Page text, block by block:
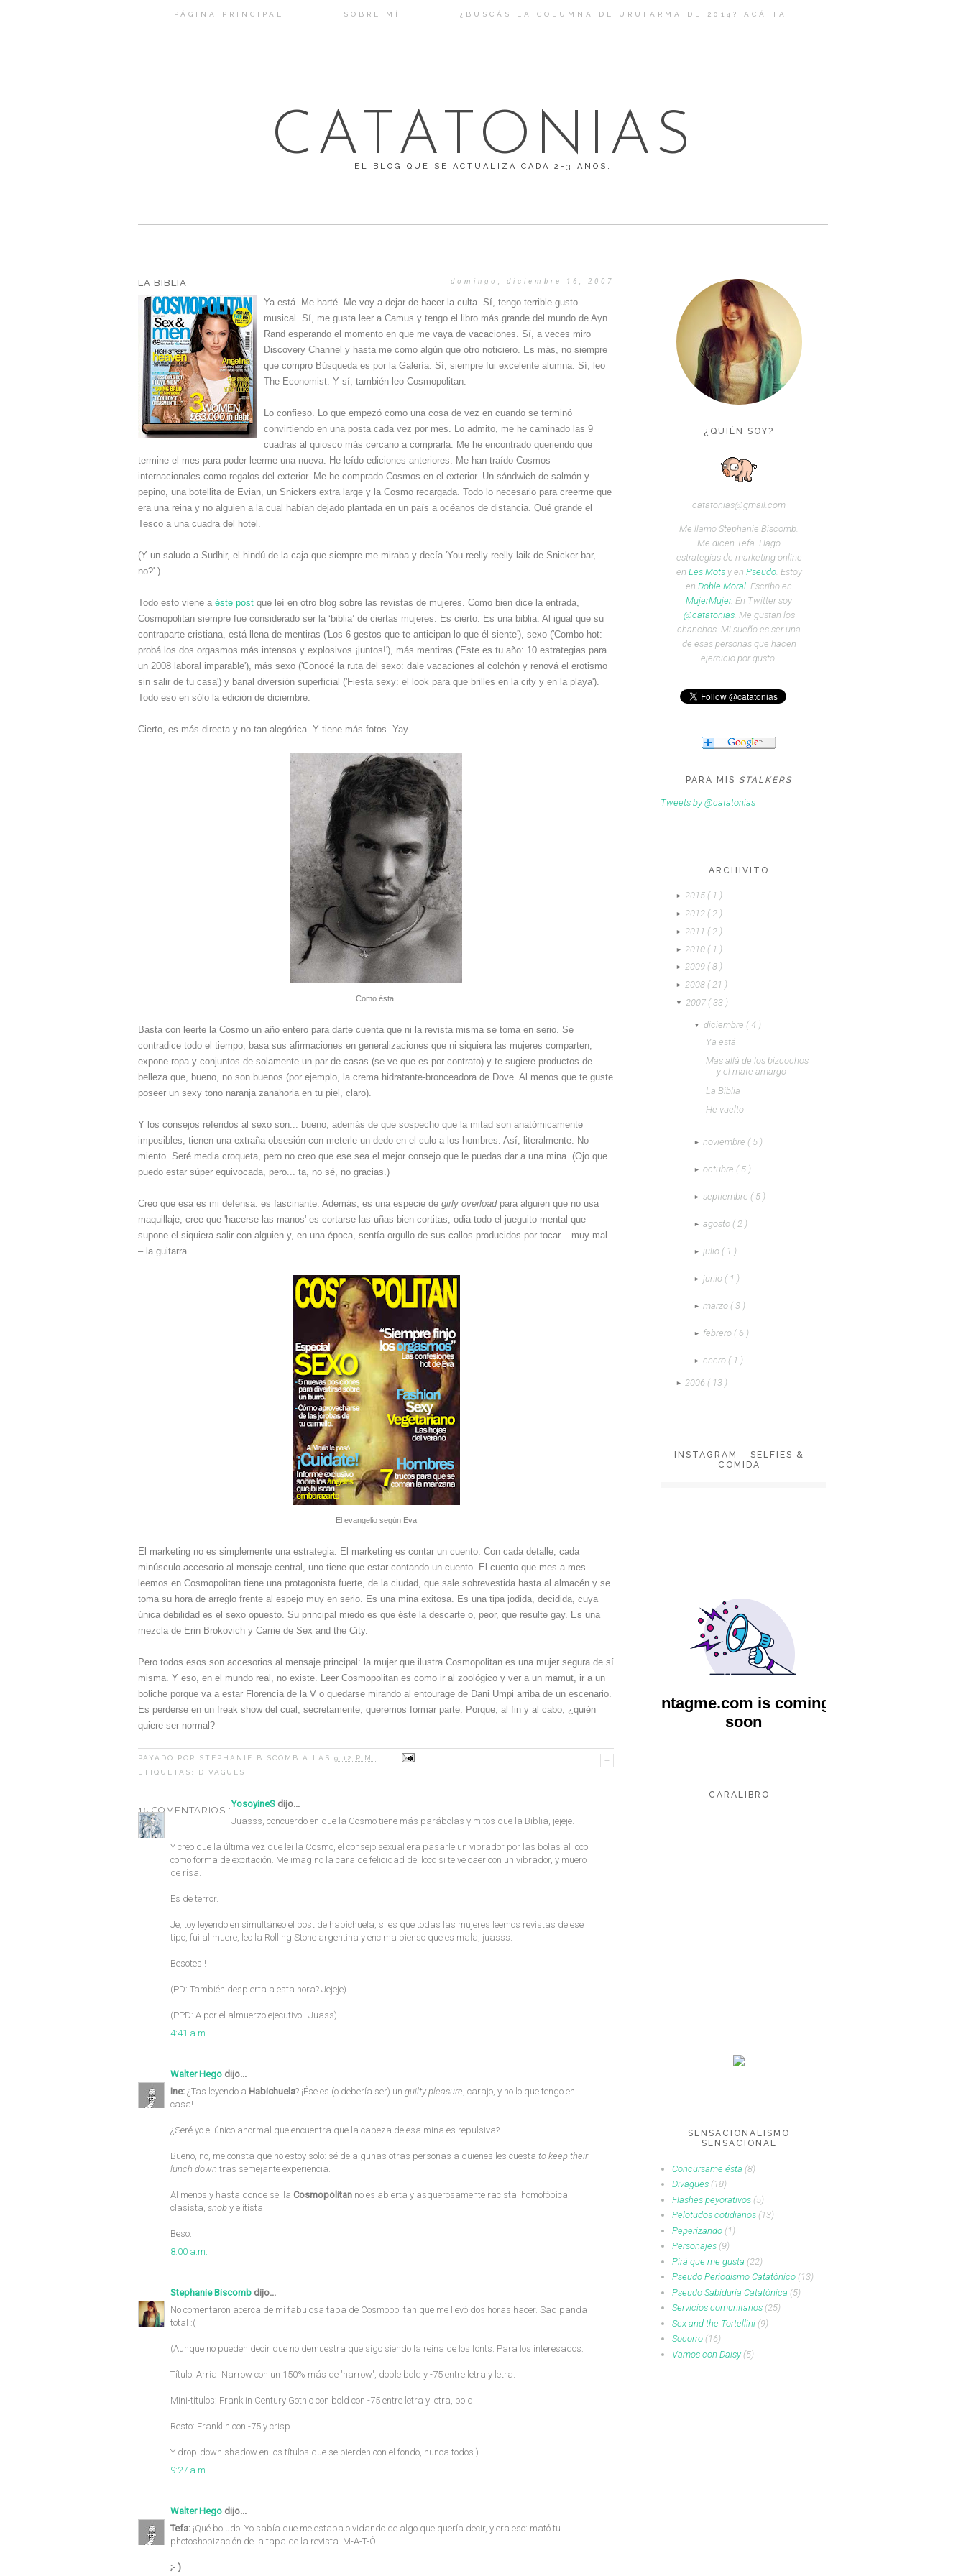
CATATONIAS
EL BLOG QUE SE ACTUALIZA CADA 2-3 AÑOS.
PÁGINA PRINCIPAL SOBRE MÍ ¿BUSCÁS LA COLUMNA DE URUFARMA DE 2014? ACÁ TA.
LA BIBLIA domingo, diciembre 16, 2007
Ya está. Me harté. Me voy a dejar de hacer la culta. Sí, tengo terrible gusto
musical. Sí, me gusta leer a Camus y tengo el libro más grande del mundo de Ayn
Rand esperando el momento en que me vaya de vacaciones. Sí, a veces miro
Discovery Channel y hasta me como algún que otro noticiero. Es más, no siempre
que compro Búsqueda es por la Galería. Sí, siempre fui excelente alumna. Sí, leo
The Economist. Y sí, también leo Cosmopolitan.
Lo confieso. Lo que empezó como una cosa de vez en cuando se terminó
convirtiendo en una posta cada vez por mes. Lo admito, me he caminado las 9
cuadras al quiosco más cercano a comprarla. Me he encontrado queriendo que
termine el mes para poder leerme una nueva. He leído ediciones anteriores. Me han traído Cosmos
internacionales como regalos del exterior. Me he comprado Cosmos en el exterior. Un sándwich de salmón y
pepino, una botellita de Evian, un Snickers extra large y la Cosmo recargada. Todo lo necesario para creerme que
era una reina y no alguien a la cual habían dejado plantada en un país a océanos de distancia. Qué grande el
Tesco a una cuadra del hotel.
(Y un saludo a Sudhir, el hindú de la caja que siempre me miraba y decía 'You reelly reelly laik de Snicker bar,
no?'.)
Todo esto viene a éste post que leí en otro blog sobre las revistas de mujeres. Como bien dice la entrada,
Cosmopolitan siempre fue considerado ser la ‘biblia’ de ciertas mujeres. Es cierto. Es una biblia. Al igual que su
contraparte cristiana, está llena de mentiras ('Los 6 gestos que te anticipan lo que él siente'), sexo ('Combo hot:
probá los dos orgasmos más intensos y explosivos ¡juntos!'), más mentiras ('Este es tu año: 10 estrategias para
un 2008 laboral imparable'), más sexo ('Conocé la ruta del sexo: dale vacaciones al colchón y renová el erotismo
sin salir de tu casa') y banal diversión superficial ('Fiesta sexy: el look para que brilles en la city y en la playa').
Todo eso en sólo la edición de diciembre.
Cierto, es más directa y no tan alegórica. Y tiene más fotos. Yay.
Como ésta.
Basta con leerte la Cosmo un año entero para darte cuenta que ni la revista misma se toma en serio. Se
contradice todo el tiempo, basa sus afirmaciones en generalizaciones que ni siquiera las mujeres comparten,
expone ropa y conjuntos de solamente un par de casas (se ve que es por contrato) y te sugiere productos de
belleza que, bueno, no son buenos (por ejemplo, la crema hidratante-bronceadora de Dove. Al menos que te guste
poseer un sexy tono naranja zanahoria en tu piel, claro).
Y los consejos referidos al sexo son... bueno, además de que sospecho que la mitad son anatómicamente
imposibles, tienen una extraña obsesión con meterle un dedo en el culo a los hombres. Así, literalmente. No
miento. Seré media croqueta, pero no creo que ese sea el mejor consejo que le puedas dar a una mina. (Ojo que
puedo estar súper equivocada, pero... ta, no sé, no gracias.)
Creo que esa es mi defensa: es fascinante. Además, es una especie de girly overloadpara alguien que no usa
maquillaje, cree que 'hacerse las manos' es cortarse las uñas bien cortitas, odia todo el jueguito mental que
supone el siquiera salir con alguien y, en una época, sentía orgullo de sus callos producidos por tocar – muy mal
– la guitarra.
El evangelio según Eva
El marketing no es simplemente una estrategia. El marketing es contar un cuento. Con cada detalle, cada
minúsculo accesorio al mensaje central, uno tiene que estar contando un cuento. El cuento que mes a mes
leemos en Cosmopolitan tiene una protagonista fuerte, de la ciudad, que sale sobrevestida hasta al almacén y se
toma su hora de arreglo frente al espejo muy en serio. Es una mina exitosa. Es una tipa jodida, decidida, cuya
única debilidad es el sexo opuesto. Su principal miedo es que éste la descarte o, peor, que resulte gay. Es una
mezcla de Erin Brokovich y Carrie de Sex and the City.
Pero todos esos son accesorios al mensaje principal: la mujer que ilustra Cosmopolitan es una mujer segura de sí
misma. Y eso, en el mundo real, no existe. Leer Cosmopolitan es como ir al zoológico y ver a un mamut, ir a un
boliche porque va a estar Florencia de la V o quedarse mirando al entourage de Dani Umpi arriba de un escenario.
Es perderse en un freak show del cual, secretamente, queremos formar parte. Porque, al fin y al cabo, ¿quién
quiere ser normal?
PAYADO POR STEPHANIE BISCOMB A LAS 9:12 P.M.
ETIQUETAS: DIVAGUES
15 COMENTARIOS :
YosoyineS dijo...
Juasss, concuerdo en que la Cosmo tiene más parábolas y mitos que la Biblia, jejeje.
Y creo que la última vez que leí la Cosmo, el consejo sexual era pasarle un vibrador por las bolas al loco
como forma de excitación. Me imagino la cara de felicidad del loco si te ve caer con un vibrador, y muero
de risa.
Es de terror.
Je, toy leyendo en simultáneo el post de habichuela, si es que todas las mujeres leemos revistas de ese
tipo, fui al muere, leo la Rolling Stone argentina y encima pienso que es mala, juasss.
Besotes!!
(PD: También despierta a esta hora? Jejeje)
(PPD: A por el almuerzo ejecutivo!! Juass)
4:41 a.m.
Walter Hego dijo...
Ine: ¿Tas leyendo a Habichuela? ¡Ése es (o debería ser) un guilty pleasure, carajo, y no lo que tengo en
casa!
¿Seré yo el único anormal que encuentra que la cabeza de esa mina es repulsiva?
Bueno, no, me consta que no estoy solo: sé de algunas otras personas a quienes les cuesta to keep their
lunch down tras semejante experiencia.
Al menos y hasta donde sé, la Cosmopolitan no es abierta y asquerosamente racista, homofóbica,
clasista, snob y elitista.
Beso.
8:00 a.m.
Stephanie Biscomb dijo...
No comentaron acerca de mi fabulosa tapa de Cosmopolitan que me llevó dos horas hacer. Sad panda
total :(
(Aunque no pueden decir que no demuestra que sigo siendo la reina de los fonts. Para los interesados:
Título: Arrial Narrow con un 150% más de 'narrow', doble bold y -75 entre letra y letra.
Mini-títulos: Franklin Century Gothic con bold con -75 entre letra y letra, bold.
Resto: Franklin con -75 y crisp.
Y drop-down shadow en los títulos que se pierden con el fondo, nunca todos.)
9:27 a.m.
Walter Hego dijo...
Tefa: ¡Qué boludo! Yo sabía que me estaba olvidando de algo que quería decir, y era eso: mató tu
photoshopización de la tapa de la revista. M-A-T-Ó.
;- )
¿QUIÉN SOY?
catatonias@gmail.com
Me llamo Stephanie Biscomb.
Me dicen Tefa. Hago
estrategias de marketing online
en Les Motsy en Pseudo. Estoy
en Doble Moral. Escribo en
MujerMujer. En Twitter soy
@catatonias. Me gustan los
chanchos. Mi sueño es ser una
de esas personas que hacen
ejercicio por gusto.
PARA MIS STALKERS
Tweets by @catatonias
ARCHIVITO
► 2015 ( 1 )
► 2012 ( 2 )
► 2011 ( 2 )
► 2010 ( 1 )
► 2009 ( 8 )
► 2008 ( 21 )
▼ 2007 ( 33 )
▼ diciembre ( 4 )
Ya está
Más allá de los bizcochos
y el mate amargo
La Biblia
He vuelto
► noviembre ( 5 )
►octubre ( 5 )
► septiembre ( 5 )
►agosto ( 2 )
► julio ( 1 )
► junio ( 1 )
►marzo ( 3 )
► febrero ( 6 )
►enero ( 1 )
► 2006 ( 13 )
INSTAGRAM - SELFIES &
COMIDA
CARALIBRO
SENSACIONALISMO
SENSACIONAL
Concursame ésta (8)
Divagues (18)
Flashes peyorativos (5)
Pelotudos cotidianos (13)
Peperizando (1)
Personajes (9)
Pirá que me gusta (22)
Pseudo Periodismo Catatónico (13)
Pseudo Sabiduría Catatónica (5)
Servicios comunitarios (25)
Sex and the Tortellini (9)
Socorro (16)
Vamos con Daisy (5)